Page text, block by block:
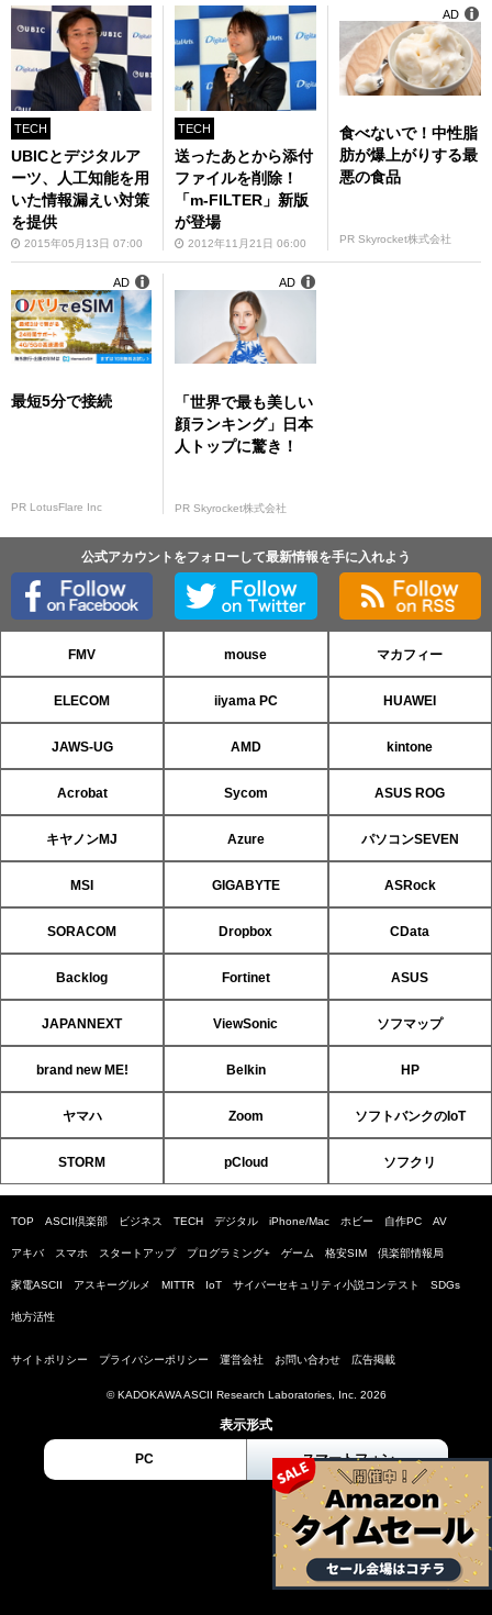
TECH
UBICとデジタルア
ーツ、人工知能を用
いた情報漏えい対策
を提供
2015年05月13日 07:00
TECH
送ったあとから添付
ファイルを削除！
「m-FILTER」新版
が登場
2012年11月21日 06:00
食べないで！中性脂
肪が爆上がりする最
悪の食品
PR Skyrocket株式会社
AD
最短5分で接続
PR LotusFlare Inc
AD
「世界で最も美しい
顔ランキング」日本
人トップに驚き！
PR Skyrocket株式会社
AD
公式アカウントをフォローして最新情報を手に入れよう
FMV mouse マカフィー
ELECOM iiyama PC HUAWEI
JAWS-UG AMD kintone
Acrobat Sycom ASUS ROG
キヤノンMJ Azure パソコンSEVEN
MSI GIGABYTE ASRock
SORACOM Dropbox CData
Backlog Fortinet ASUS
JAPANNEXT ViewSonic ソフマップ
brand new ME! Belkin HP
ヤマハ Zoom ソフトバンクのIoT
STORM pCloud ソフクリ
TOP ASCII倶楽部 ビジネス TECH デジタル iPhone/Mac ホビー 自作PC AV
アキバ スマホ スタートアップ プログラミング+ ゲーム 格安SIM 倶楽部情報局
家電ASCII アスキーグルメ MITTR IoT サイバーセキュリティ小説コンテスト SDGs
地方活性
サイトポリシー プライバシーポリシー 運営会社 お問い合わせ 広告掲載
© KADOKAWA ASCII Research Laboratories, Inc. 2026
表示形式
PC スマートフォン